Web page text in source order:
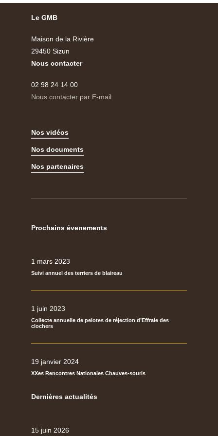
Le GMB
Maison de la Rivière
29450 Sizun
Nous contacter
02 98 24 14 00
Nous contacter par E-mail
Nos vidéos
Nos documents
Nos partenaires
Prochains évenements
1 mars 2023
Suivi annuel des terriers de blaireau
1 juin 2023
Collecte annuelle de pelotes de réjection d’Effraie des
clochers
19 janvier 2024
XXes Rencontres Nationales Chauves-souris
Dernières actualités
15 juin 2026